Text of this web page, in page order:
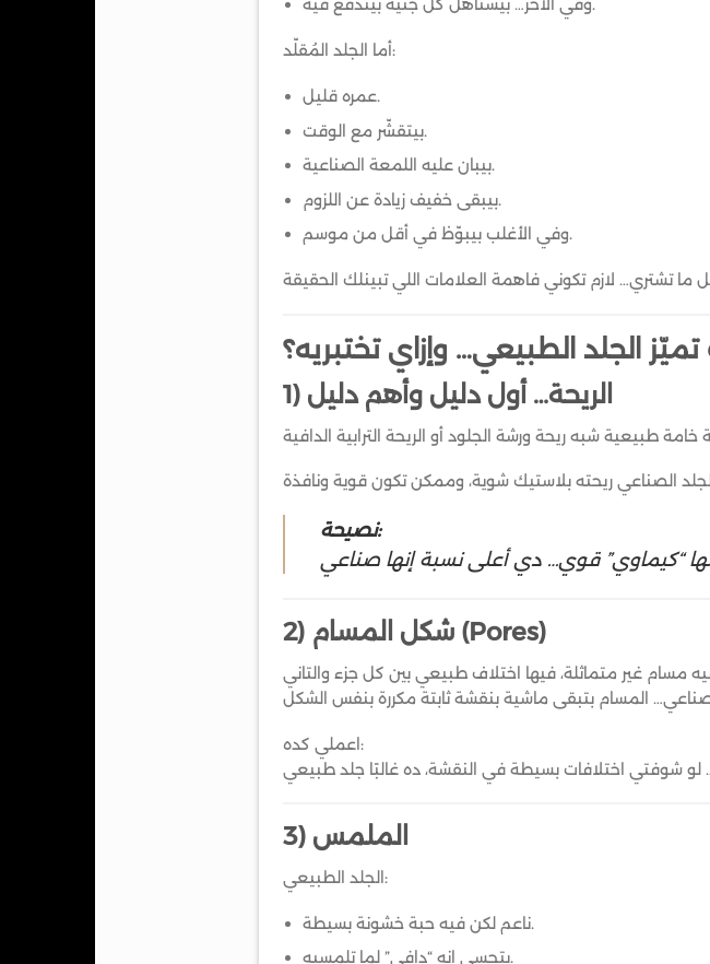
وفي الآخر… بيستاهل كل جنيه بيتدفع فيه.
أما الجلد المُقلّد:
عمره قليل.
بيتقشّر مع الوقت.
بيبان عليه اللمعة الصناعية.
بيبقى خفيف زيادة عن اللزوم.
وفي الأغلب بيبوّظ في أقل من موسم.
الجلد الطبيعي… وإزاي تختبريه؟
1) الريحة… أول دليل وأهم دليل
نصيحة:
2) شكل المسام (Pores)
اعملي كده:
3) الملمس
الجلد الطبيعي:
ناعم لكن فيه حبة خشونة بسيطة.
بتحسي إنه “دافي” لما تلمسيه.